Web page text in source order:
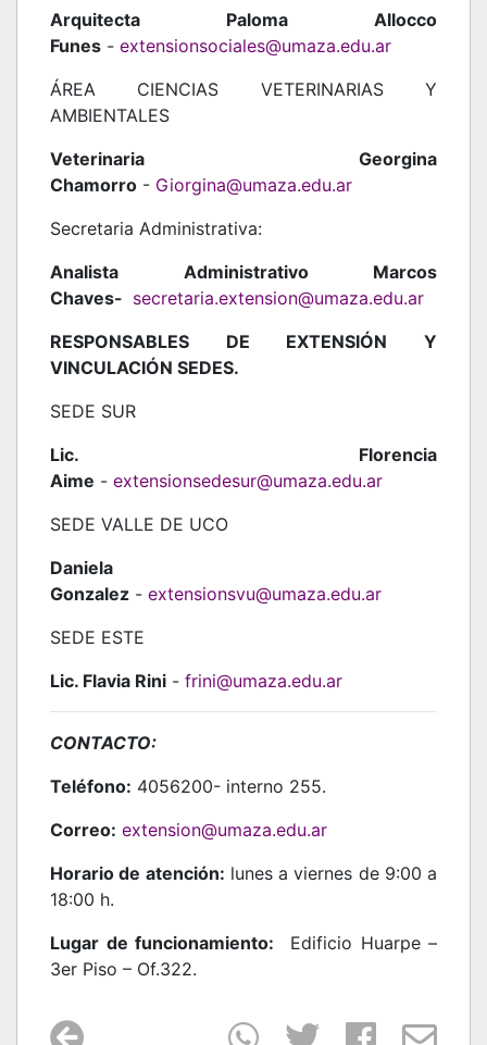
Arquitecta Paloma Allocco
Funes - extensionsociales@umaza.edu.ar
ÁREA CIENCIAS VETERINARIAS Y
AMBIENTALES
Veterinaria Georgina
Chamorro - Giorgina@umaza.edu.ar
Secretaria Administrativa:
Analista Administrativo Marcos
Chaves- secretaria.extension@umaza.edu.ar
RESPONSABLES DE EXTENSIÓN Y
VINCULACIÓN SEDES.
SEDE SUR
Lic. Florencia
Aime - extensionsedesur@umaza.edu.ar
SEDE VALLE DE UCO
Daniela
Gonzalez - extensionsvu@umaza.edu.ar
SEDE ESTE
Lic. Flavia Rini - frini@umaza.edu.ar
CONTACTO:
Teléfono: 4056200- interno 255.
Correo: extension@umaza.edu.ar
Horario de atención: lunes a viernes de 9:00 a
18:00 h.
Lugar de funcionamiento: Edificio Huarpe –
3er Piso – Of.322.